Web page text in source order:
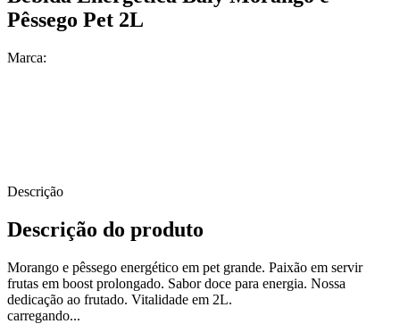
Pêssego Pet 2L
Marca:
Descrição
Descrição do produto
Morango e pêssego energético em pet grande. Paixão em servir
frutas em boost prolongado. Sabor doce para energia. Nossa
dedicação ao frutado. Vitalidade em 2L.
carregando...